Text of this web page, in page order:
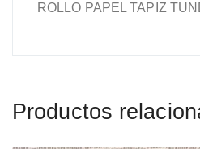
ROLLO PAPEL TAPIZ
Productos